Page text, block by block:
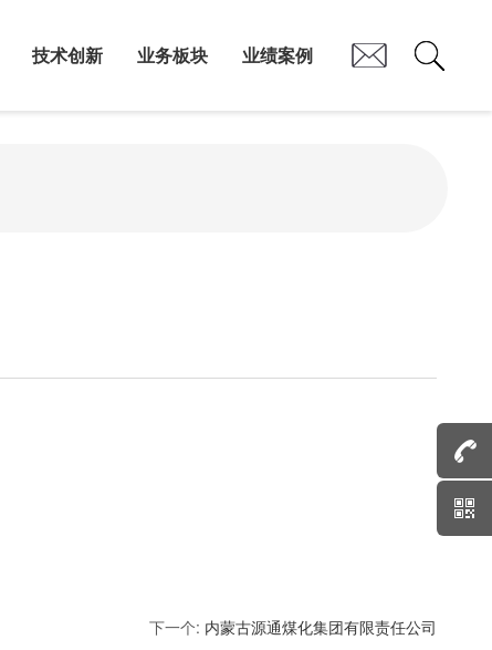
技术创新 业务板块 业绩案例
下一个: 内蒙古源通煤化集团有限责任公司